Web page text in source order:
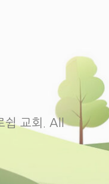
쉽 교회. All